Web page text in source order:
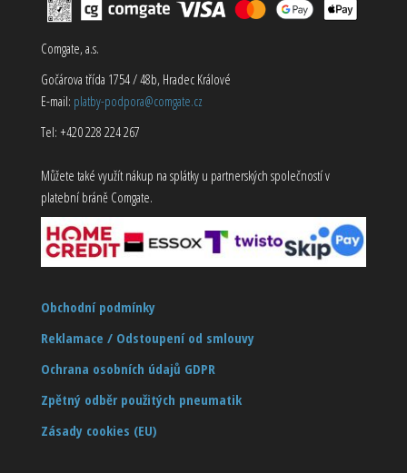
Comgate, a.s.
Gočárova třída 1754 / 48b, Hradec Králové
E-mail: platby-podpora@comgate.cz
Tel: +420 228 224 267
Můžete také využít nákup na splátky u partnerských společností v
platební bráně Comgate.
Obchodní podmínky
Reklamace / Odstoupení od smlouvy
Ochrana osobních údajů GDPR
Zpětný odběr použitých pneumatik
Zásady cookies (EU)